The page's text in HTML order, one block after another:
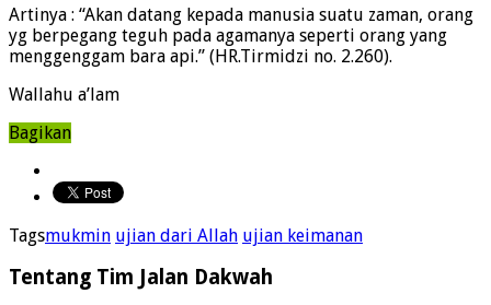
Artinya : “Akan datang kepada manusia suatu zaman, orang
yg berpegang teguh pada agamanya seperti orang yang
menggenggam bara api.” (HR.Tirmidzi no. 2.260).
Wallahu a’lam
Bagikan
Tagsmukmin ujian dari Allah ujian keimanan
Tentang Tim Jalan Dakwah